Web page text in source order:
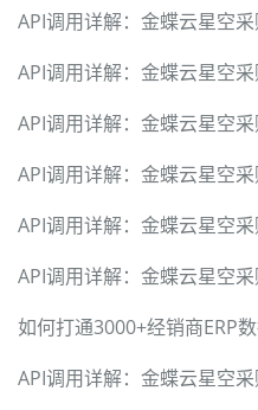
API调用详解：金蝶云星空
API调用详解：金蝶云星空
API调用详解：金蝶云星空
API调用详解：金蝶云星空
API调用详解：金蝶云星空
API调用详解：金蝶云星空
API调用详解：金蝶云星空